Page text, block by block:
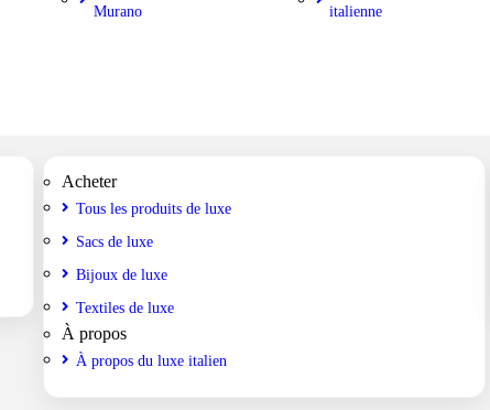
Murano
italienne
Acheter
Tous les produits de luxe
Sacs de luxe
Bijoux de luxe
Textiles de luxe
À propos
À propos du luxe italien